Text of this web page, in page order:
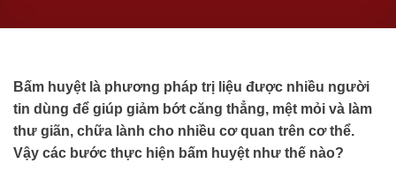
Bấm huyệt là phương pháp trị liệu được nhiều người
tin dùng để giúp giảm bớt căng thẳng, mệt mỏi và làm
thư giãn, chữa lành cho nhiều cơ quan trên cơ thể.
Vậy các bước thực hiện bấm huyệt như thế nào?